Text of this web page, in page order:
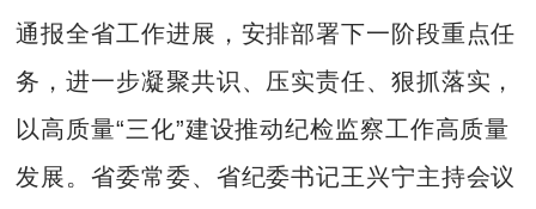
通报全省工作进展，安排部署下一阶段重点任
务，进一步凝聚共识、压实责任、狠抓落实，
以高质量“三化”建设推动纪检监察工作高质量
发展。省委常委、省纪委书记王兴宁主持会议